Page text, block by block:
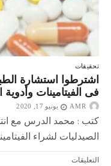
تحقيقات
اشترطوا استشارة
فى الفيتامينات وأدوية
AMR يونيو 17, 2020
كتب : محمد الدرس مع
الصيدليات لشراء
التعليقاتعلى